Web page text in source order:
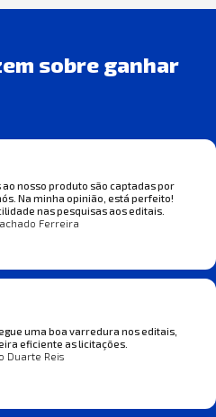
sobre ganhar
nosso produto são captadas por
Na minha opinião, está perfeito!
nas pesquisas aos editais.
Ferreira
uma boa varredura nos editais,
eficiente as licitações.
Duarte Reis